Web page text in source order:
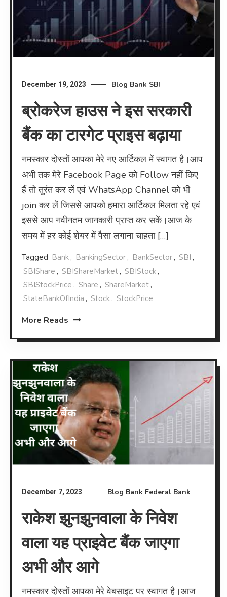
December 19, 2023 Blog Bank SBI
ब्रोकरेज हाउस ने इस सरकारी
बैंक का टारगेट प्राइस बढ़ाया
नमस्कार दोस्तों आपका मेरे नए आर्टिकल में स्वागत है।आप
अभी तक मेरे Facebook Page को Follow नहीं किए
हैं तो तुरंत कर लें एवं WhatsApp Channel को भी
join कर लें जिससे आपको हमारा आर्टिकल मिलता रहे एवं
इससे आप नवीनतम जानकारी प्राप्त कर सकें।आज के
समय में हर कोई शेयर में पैसा लगाना चाहता […]
Tagged Bank , BankingSector , BankSector , SBI ,
SBIShare , SBIShareMarket , SBIStock ,
SBIStockPrice , Share , ShareMarket ,
StateBankOfIndia , Stock , StockPrice
More Reads
December 7, 2023 Blog Bank Federal Bank
राकेश झुनझुनवाला के निवेश
वाला यह प्राइवेट बैंक जाएगा
अभी और आगे
नमस्कार दोस्तों आपका मेरे वेबसाइट पर स्वागत है।आज